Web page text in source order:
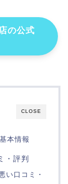
の公式
CLOSE
本情報
・評判
い口コミ・